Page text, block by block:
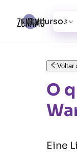
Recursos
Entrar
Voltar
O
Eine